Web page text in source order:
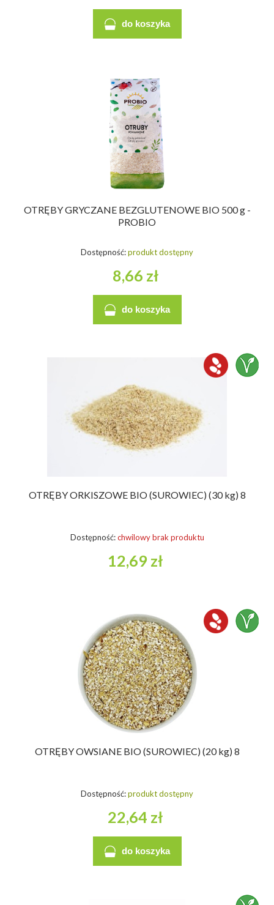
do koszyka
OTRĘBY GRYCZANE BEZGLUTENOWE BIO 500 g -
PROBIO
Dostępność:produkt dostępny
8,66 zł
do koszyka
OTRĘBY ORKISZOWE BIO (SUROWIEC) (30 kg) 8
Dostępność: chwilowy brak produktu
12,69 zł
OTRĘBY OWSIANE BIO (SUROWIEC) (20 kg) 8
Dostępność:produkt dostępny
22,64 zł
do koszyka